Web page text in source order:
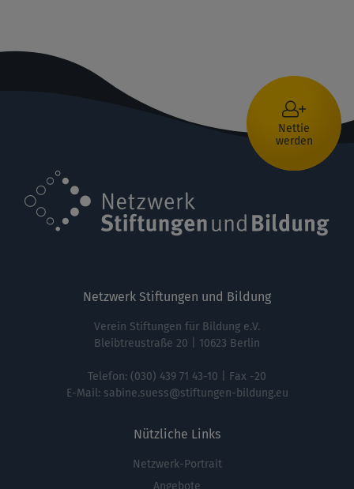
Nettie
werden
Netzwerk Stiftungen und Bildung
Verein Stiftungen für Bildung e.V.
Bleibtreustraße 20 | 10623 Berlin
Telefon: (030) 439 71 43-10 | Fax -20
E-Mail: sabine.suess@stiftungen-bildung.eu
Nützliche Links
Fußbereichsmenü
Netzwerk-Portrait
Angebote